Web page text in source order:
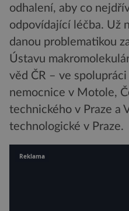
odhalení, aby co
odpovídající léčba. Už
danou problematikou
Ústavu
věd ČR – ve
nemocnice v Motole,
technického v Praze a
technologické v Praze.
Reklama